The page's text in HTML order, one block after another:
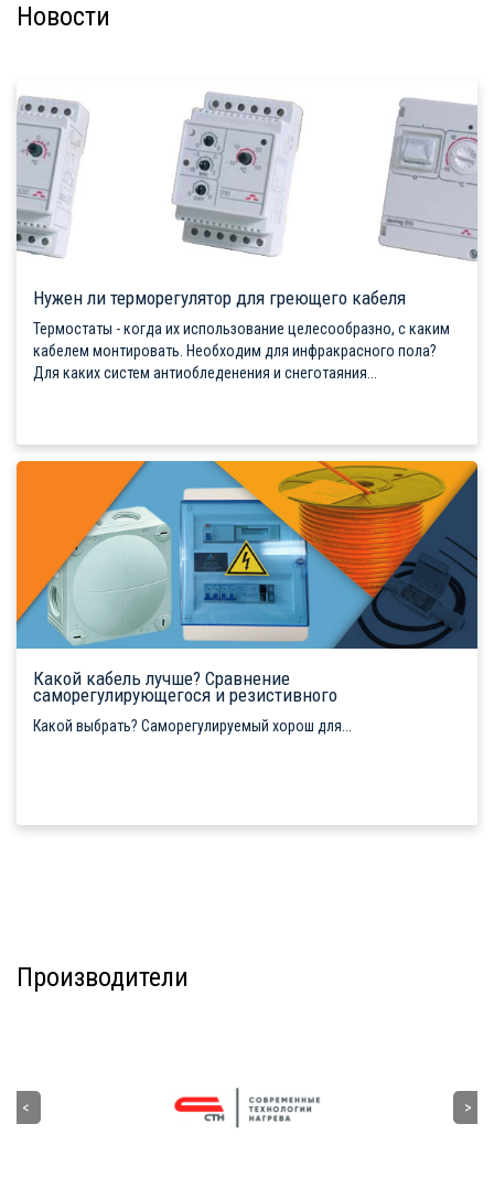
Новости
Нужен ли терморегулятор для греющего кабеля
Термостаты - когда их использование целесообразно, с каким
кабелем монтировать. Необходим для инфракрасного пола?
Для каких систем антиобледенения и снеготаяния...
Какой кабель лучше? Сравнение
саморегулирующегося и резистивного
Какой выбрать? Саморегулируемый хорош для...
Производители